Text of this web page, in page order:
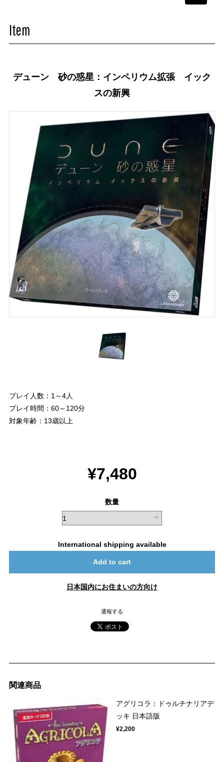
Item
デューン 砂の惑星：インペリウム拡張 イック
スの新興
プレイ人数：1～4人
プレイ時間：60～120分
対象年齢：13歳以上
¥7,480
数量
International shipping available
Add to cart
日本国内にお住まいの方向け
通報する
関連商品
アグリコラ：ドゥルチナリアデ
ッキ 日本語版
¥2,200